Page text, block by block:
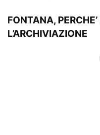
FONTANA,
L’ARCHIVIAZIONE